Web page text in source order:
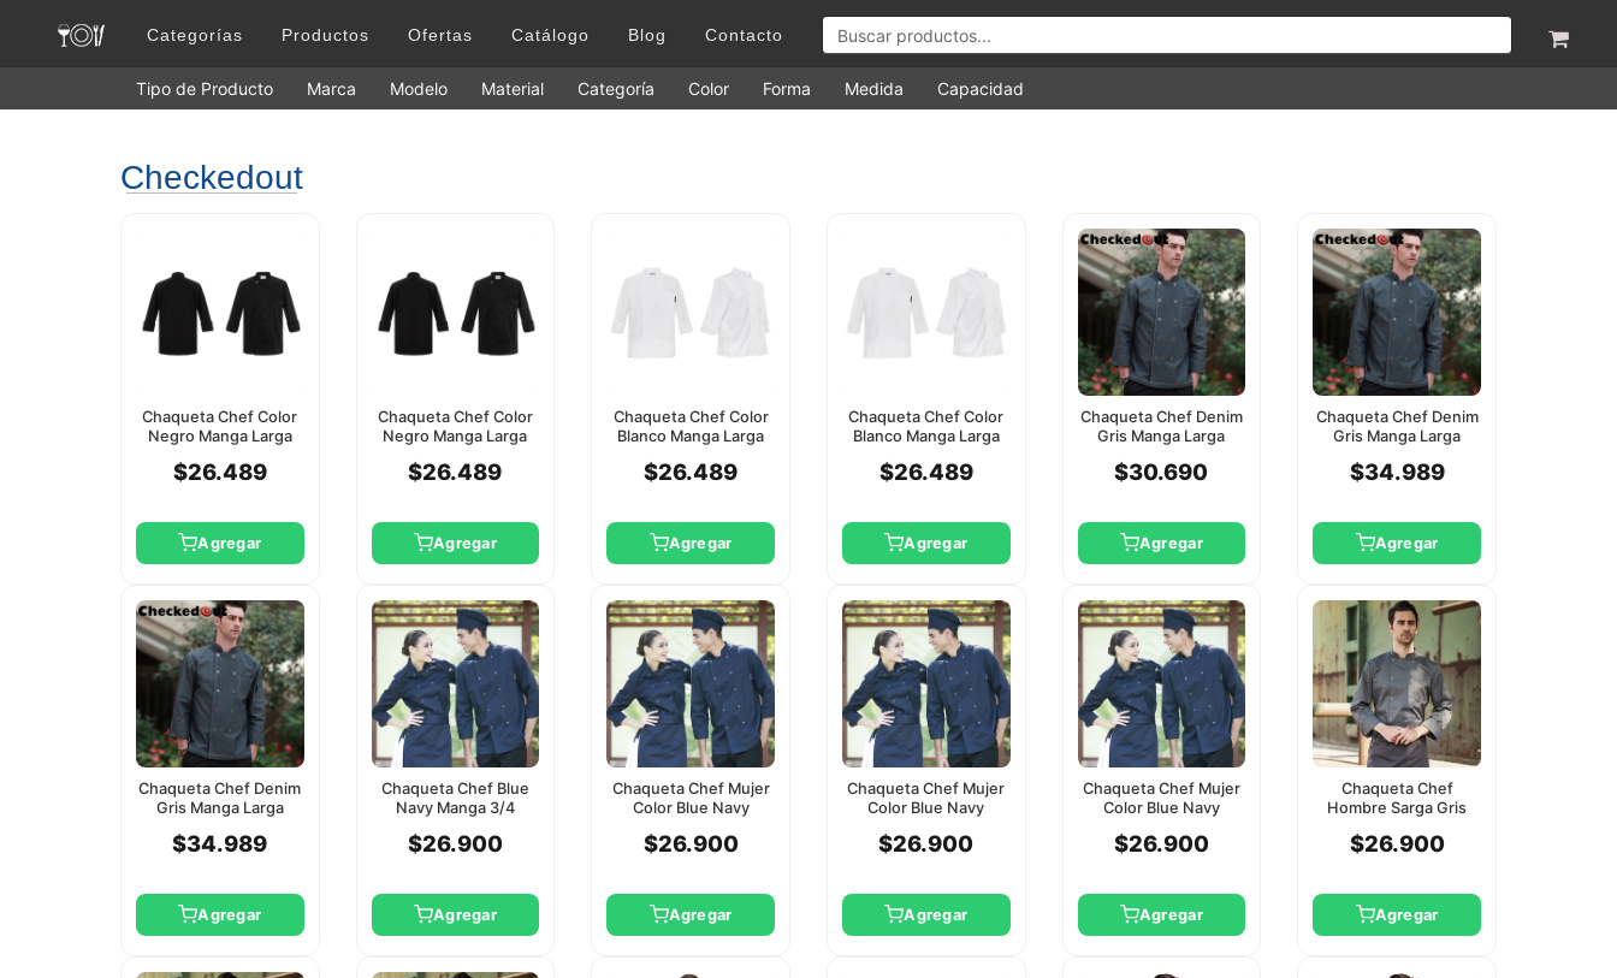
Categorías Productos Ofertas Catálogo Blog Contacto
Tipo de Producto Marca Modelo Material Categoría Color Forma Medida Capacidad
Checkedout
Chaqueta Chef Color
Negro Manga Larga
$26.489
Agregar
Chaqueta Chef Color
Negro Manga Larga
$26.489
Agregar
Chaqueta Chef Color
Blanco Manga Larga
$26.489
Agregar
Chaqueta Chef Color
Blanco Manga Larga
$26.489
Agregar
Chaqueta Chef Denim
Gris Manga Larga
$30.690
Agregar
Chaqueta Chef Denim
Gris Manga Larga
$34.989
Agregar
Chaqueta Chef Denim
Gris Manga Larga
$34.989
Agregar
Chaqueta Chef Blue
Navy Manga 3/4
$26.900
Agregar
Chaqueta Chef Mujer
Color Blue Navy
Checkedout 3Xl
$26.900
Agregar
Chaqueta Chef Mujer
Color Blue Navy
Checkedout L
$26.900
Agregar
Chaqueta Chef Mujer
Color Blue Navy
Checkedout Xl
$26.900
Agregar
Chaqueta Chef
Hombre Sarga Gris
Checkedout 2Xl
$26.900
Agregar